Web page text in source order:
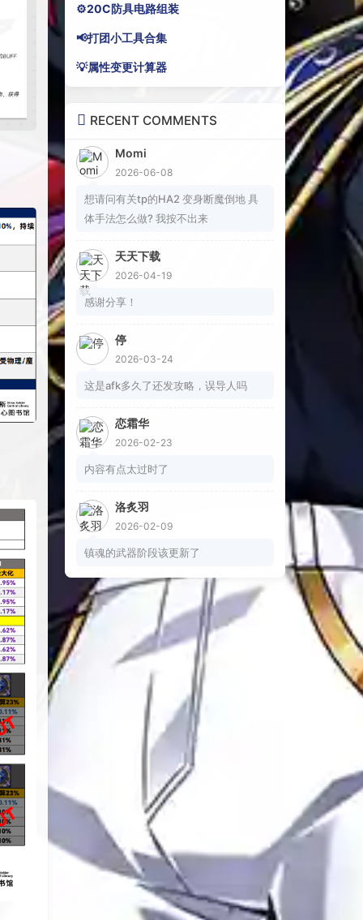
⚙️20C防具电路组装
📢打团小工具合集
💡属性变更计算器
RECENT COMMENTS
Momi
2026-06-08
想请问有关tp的HA2 变身断魔倒地 具
体手法怎么做? 我按不出来
天天下载
2026-04-19
感谢分享！
停
2026-03-24
这是afk多久了还发攻略，误导人吗
恋霜华
2026-02-23
内容有点太过时了
洛炙羽
2026-02-09
镇魂的武器阶段该更新了